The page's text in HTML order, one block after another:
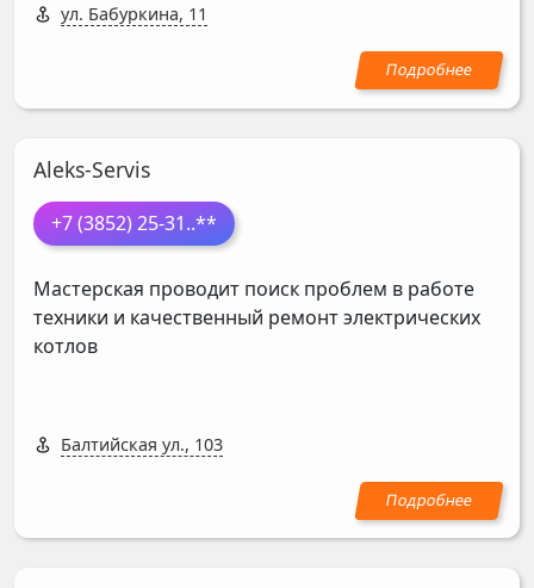
ул. Бабуркина, 11
Aleks-Servis
+7 (3852) 25-31..**
Мастерская проводит поиск проблем в работе
техники и качественный ремонт электрических
котлов
Балтийская ул., 103